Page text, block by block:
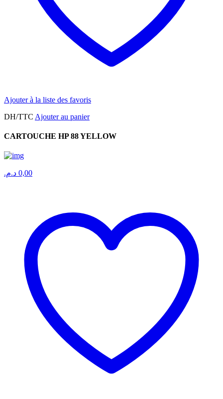
Ajouter à la liste des favoris
DH/TTC Ajouter au panier
CARTOUCHE HP 88 YELLOW
0,00 د.م.